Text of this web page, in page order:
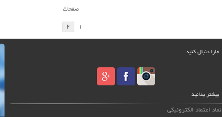
صفحات
1
2
مارا دنبال کنید
بیشتر بدانید
نماد اعتماد الکترونیکی